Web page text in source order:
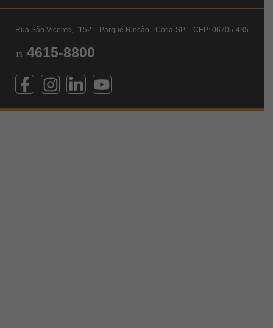
Rua São Vicente, 1152 – Parque Rincão Cotia-SP – CEP: 06705-435
11 4615-8800